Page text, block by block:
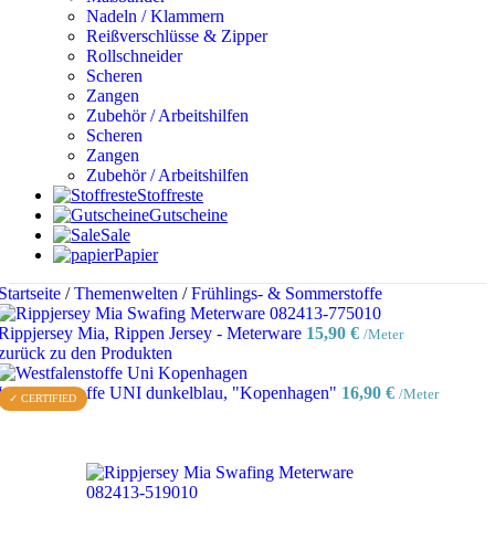
Nadeln / Klammern
Reißverschlüsse & Zipper
Rollschneider
Scheren
Zangen
Zubehör / Arbeitshilfen
Scheren
Zangen
Zubehör / Arbeitshilfen
Stoffreste
Gutscheine
Sale
Papier
/ Themenwelten / Frühlings- & Sommerstoffe
Mia, Rippen Jersey - Meterware 15,90 € /Meter
zu den Produkten
UNI dunkelblau, "Kopenhagen" 16,90 € /Meter
✓ CERTIFIED